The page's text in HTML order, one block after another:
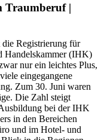
Traumberuf |
Registrierung für
Handelskammer (IHK)
nur ein leichtes Plus,
eingegangene
Zum 30. Juni waren
Die Zahl steigt
bei der IHK
in den Bereichen
und im Hotel- und